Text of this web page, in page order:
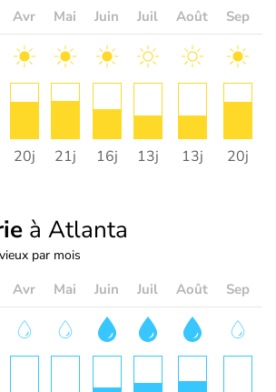
Avr Mai Juin Juil Août Sep
20j 21j 16j 13j 13j 20j
à Atlanta
par mois
Avr Mai Juin Juil Août Sep